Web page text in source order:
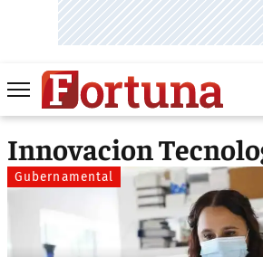
Innovacion
Gubernamental